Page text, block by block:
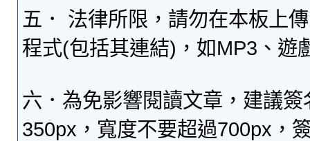
五． 法律所限，請勿在本板上
程式(包括其連結)，如MP3、遊
六．為免影響閱讀文章，建議
350px，寬度不要超過700px，